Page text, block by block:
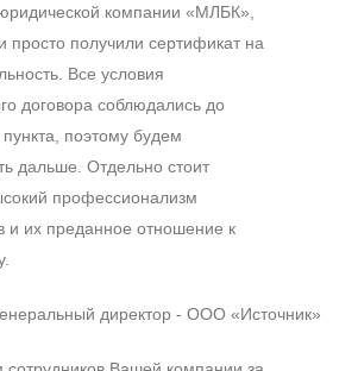
компании «МЛБК»,
просто получили сертификат на
Все условия
договора соблюдались до
поэтому будем
дальше. Отдельно стоит
профессионализм
и их преданное отношение к
директор - ООО «Источник»